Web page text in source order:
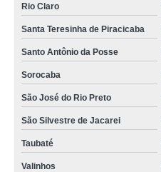
Rio Claro
Santa Teresinha de Piracicaba
Santo Antônio da Posse
Sorocaba
São José do Rio Preto
São Silvestre de Jacarei
Taubaté
Valinhos